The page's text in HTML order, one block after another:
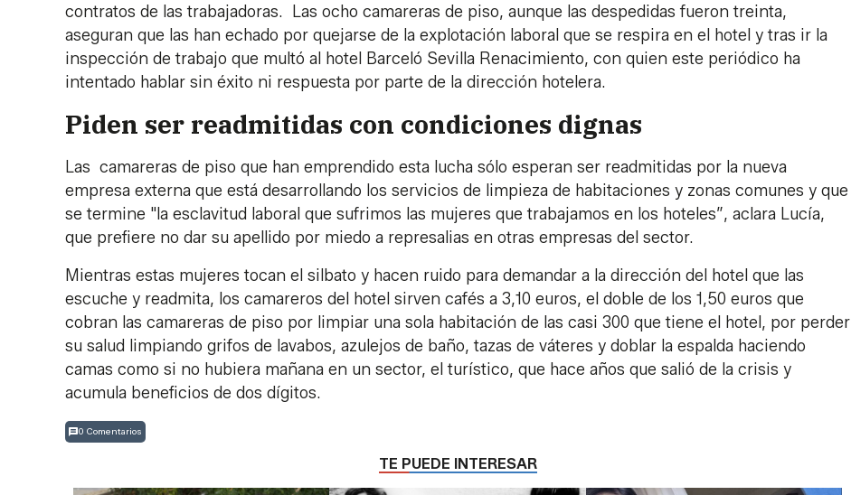
contratos de las trabajadoras. Las ocho camareras de piso, aunque las despedidas fueron treinta,
aseguran que las han echado por quejarse de la explotación laboral que se respira en el hotel y tras ir la
inspección de trabajo que multó al hotel Barceló Sevilla Renacimiento, con quien este periódico ha
intentado hablar sin éxito ni respuesta por parte de la dirección hotelera.
Piden ser readmitidas con condiciones dignas
Las camareras de piso que han emprendido esta lucha sólo esperan ser readmitidas por la nueva
empresa externa que está desarrollando los servicios de limpieza de habitaciones y zonas comunes y que
se termine "la esclavitud laboral que sufrimos las mujeres que trabajamos en los hoteles”, aclara Lucía,
que prefiere no dar su apellido por miedo a represalias en otras empresas del sector.
Mientras estas mujeres tocan el silbato y hacen ruido para demandar a la dirección del hotel que las
escuche y readmita, los camareros del hotel sirven cafés a 3,10 euros, el doble de los 1,50 euros que
cobran las camareras de piso por limpiar una sola habitación de las casi 300 que tiene el hotel, por perder
su salud limpiando grifos de lavabos, azulejos de baño, tazas de váteres y doblar la espalda haciendo
camas como si no hubiera mañana en un sector, el turístico, que hace años que salió de la crisis y
acumula beneficios de dos dígitos.
0 Comentarios
TE PUEDE INTERESAR